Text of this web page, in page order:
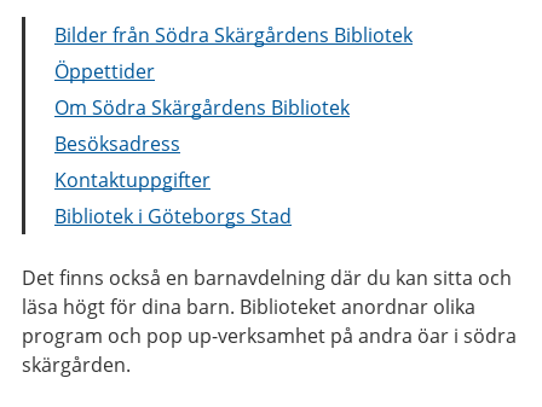
Bilder från Södra Skärgårdens Bibliotek
Öppettider
Om Södra Skärgårdens Bibliotek
Besöksadress
Kontaktuppgifter
Bibliotek i Göteborgs Stad
Det finns också en barnavdelning där du kan sitta och
läsa högt för dina barn. Biblioteket anordnar olika
program och pop up-verksamhet på andra öar i södra
skärgården.